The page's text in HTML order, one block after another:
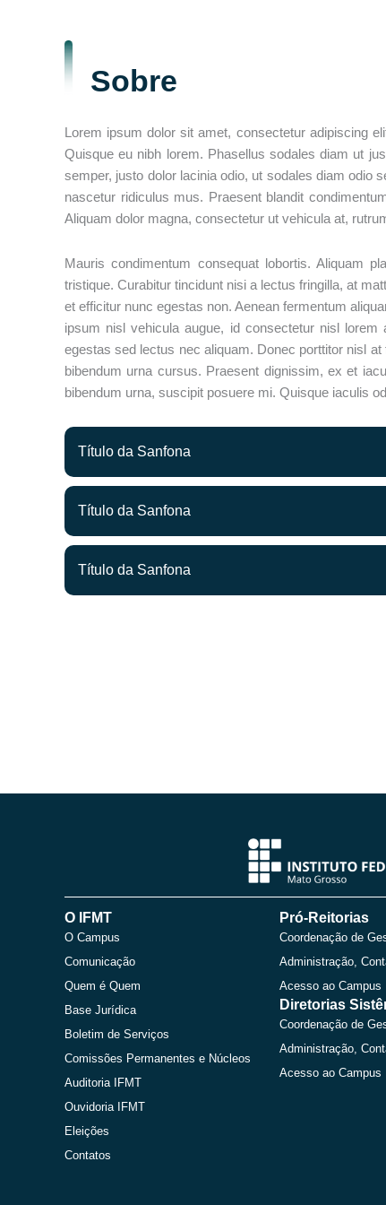
Sobre
Lorem ipsum dolor sit amet, consectetur adipiscing
Quisque eu nibh lorem. Phasellus sodales diam ut
semper, justo dolor lacinia odio, ut sodales diam odio
nascetur ridiculus mus. Praesent blandit
Aliquam dolor magna, consectetur ut vehicula at,
Mauris condimentum consequat lobortis. Aliquam
tristique. Curabitur tincidunt nisi a lectus fringilla, at
et efficitur nunc egestas non. Aenean fermentum
ipsum nisl vehicula augue, id consectetur nisl
egestas sed lectus nec aliquam. Donec porttitor nisl
bibendum urna cursus. Praesent dignissim, ex et
bibendum urna, suscipit posuere mi. Quisque iaculis
Título da Sanfona
Título da Sanfona
Título da Sanfona
O IFMT
O Campus
Comunicação
Quem é Quem
Base Jurídica
Boletim de Serviços
Comissões Permanentes e Núcleos
Auditoria IFMT
Ouvidoria IFMT
Eleições
Contatos
Pró-Reitorias
Coordenação de
Administração,
Acesso ao Campus
Diretorias
Coordenação de
Administração,
Acesso ao Campus